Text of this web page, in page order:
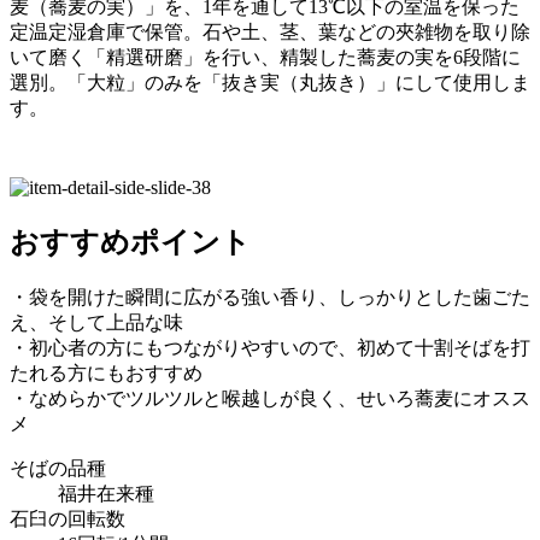
麦（蕎麦の実）」を、1年を通して13℃以下の室温を保った
定温定湿倉庫で保管。石や土、茎、葉などの夾雑物を取り除
いて磨く「精選研磨」を行い、精製した蕎麦の実を6段階に
選別。「大粒」のみを「抜き実（丸抜き）」にして使用しま
す。
おすすめポイント
・袋を開けた瞬間に広がる強い香り、しっかりとした歯ごた
え、そして上品な味
・初心者の方にもつながりやすいので、初めて十割そばを打
たれる方にもおすすめ
・なめらかでツルツルと喉越しが良く、せいろ蕎麦にオスス
メ
そばの品種
福井在来種
石臼の回転数